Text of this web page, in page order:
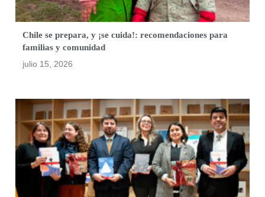
Chile se prepara, y ¡se cuida!: recomendaciones para
familias y comunidad
julio 15, 2026